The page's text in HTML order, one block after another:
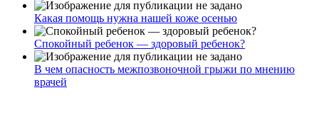
Какая помощь нужна нашей коже осенью
Спокойный ребенок — здоровый ребенок?
В чем опасность межпозвоночной грыжи по мнению
врачей